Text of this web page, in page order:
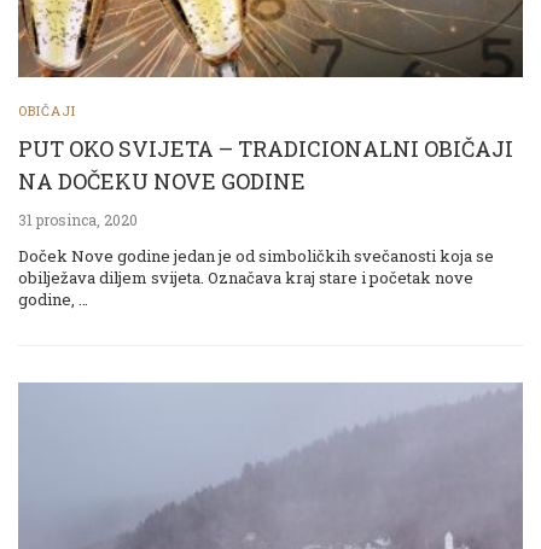
OBIČAJI
PUT OKO SVIJETA – TRADICIONALNI OBIČAJI
NA DOČEKU NOVE GODINE
31 prosinca, 2020
Doček Nove godine jedan je od simboličkih svečanosti koja se
obilježava diljem svijeta. Označava kraj stare i početak nove
godine, …